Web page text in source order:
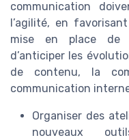
communication
l’agilité, en
mise en place de
d’anticiper les
de contenu, la
communication
Organiser des
nouveaux